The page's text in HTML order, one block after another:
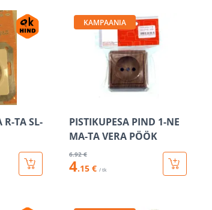
R-TA SL-
KAMPAANIA
PISTIKUPESA PIND 1-NE
MA-TA VERA PÖÖK
6.92 €
4.15 € / tk